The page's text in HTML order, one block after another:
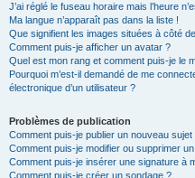
J’ai réglé le fuseau horaire mais l’heure
Ma langue n’apparaît pas dans la liste !
Que signifient les images situées à côté
Comment puis-je afficher un avatar ?
Quel est mon rang et comment puis-je le
Pourquoi m’est-il demandé de me
électronique d’un utilisateur ?
Problèmes de publication
Comment puis-je publier un nouveau
Comment puis-je modifier ou supprimer
Comment puis-je insérer une signature à
Comment puis-je créer un sondage ?